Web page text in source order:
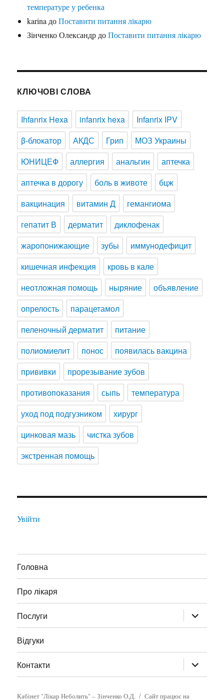
температуре у ребенка
karina доПоставити питання лікарю
Зінченко Олександр доПоставити питання лікарю
КЛЮЧОВІ СЛОВА
Ihfanrix Hexa infanrix hexa
Infanrix IPV
β-блокатор
АКДС Грип
МОЗ Украины
ЮНИЦЕФ
аллергия анальгин
аптечка
аптечка в дорогу
боль в животе
бцж
вакцинация
витамин Д
гемангиома
гепатит В
дерматит
диклофенак
жаропонижающие
зубы
иммунодефицит
кишечная инфекция
кровь в кале
неотложная помощь
ныряние
объявление
опрелость
парацетамол
пеленочный дерматит
питание
полиомиелит
понос
появилась вакцина
прививки
прорезывание зубов
противопоказания
сыпь
температура
уход под подгузником
хирург
цинковая мазь
чистка зубов
экстренная помощь
Увійти
Головна
Про лікаря
Послуги
підменю
Відгуки
Контакти підменю
Кабінет "Лікар Неболить" – Зінченко О.Д. Сайт працює на